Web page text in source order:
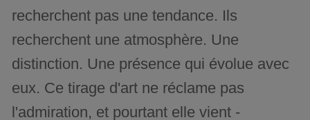
recherchent pas une tendance. Ils
recherchent une atmosphère. Une
distinction. Une présence qui évolue avec
eux. Ce tirage d'art ne réclame pas
l'admiration, et pourtant elle vient -